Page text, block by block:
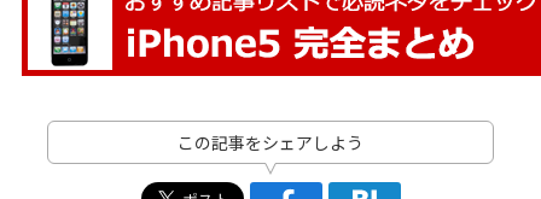
この記事をシェアしよう